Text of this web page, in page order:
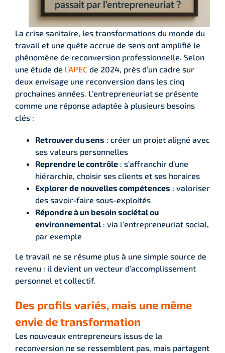
La crise sanitaire, les transformations du monde du
travail et une quête accrue de sens ont amplifié le
phénomène de reconversion professionnelle. Selon
une étude de l’APEC de 2024, près d’un cadre sur
deux envisage une reconversion dans les cinq
prochaines années. L’entrepreneuriat se présente
comme une réponse adaptée à plusieurs besoins
clés :
Retrouver du sens : créer un projet aligné avec
ses valeurs personnelles
Reprendre le contrôle : s’affranchir d’une
hiérarchie, choisir ses clients et ses horaires
Explorer de nouvelles compétences : valoriser
des savoir-faire sous-exploités
Répondre à un besoin sociétal ou
environnemental : via l’entrepreneuriat social,
par exemple
Le travail ne se résume plus à une simple source de
revenu : il devient un vecteur d’accomplissement
personnel et collectif.
Des profils variés, mais une même
envie de transformation
Les nouveaux entrepreneurs issus de la
reconversion ne se ressemblent pas, mais partagent